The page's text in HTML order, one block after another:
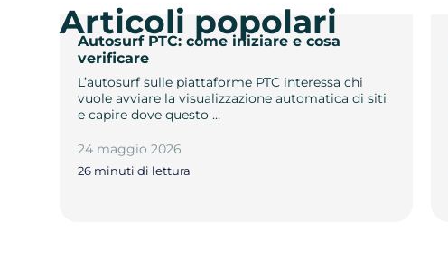
Autosurf PTC: come iniziare e cosa
verificare
L’autosurf sulle piattaforme PTC interessa chi
vuole avviare la visualizzazione automatica di siti
e capire dove questo …
24 maggio 2026
26 minuti di lettura
Articoli popolari